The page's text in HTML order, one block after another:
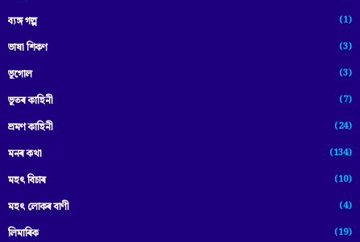
ব্যঙ্গ গল্প (1)
ভাষা শিকণ (3)
ভূগোল (3)
ভূতৰ কাহিনী (7)
ভ্ৰমণ কাহিনী (24)
মনৰ কথা (134)
মহৎ বিচাৰ (10)
মহৎ লোকৰ বাণী (4)
লিমাৰিক (19)